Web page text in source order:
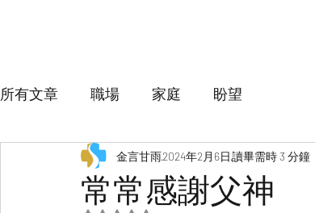
所有文章 職場 家庭 盼望
常常感謝父神
金言甘雨2024年2月6日讀畢需時 3 分鐘